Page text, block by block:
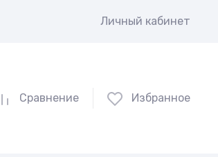
Личный кабинет
Сравнение Избранное